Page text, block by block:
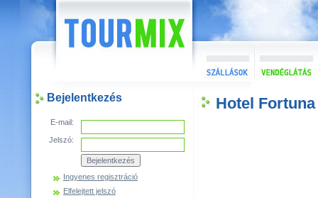
Bejelentkezés
E-mail:
Jelszó:
Ingyenes regisztráció
Elfelejtett jelszó
Hotel